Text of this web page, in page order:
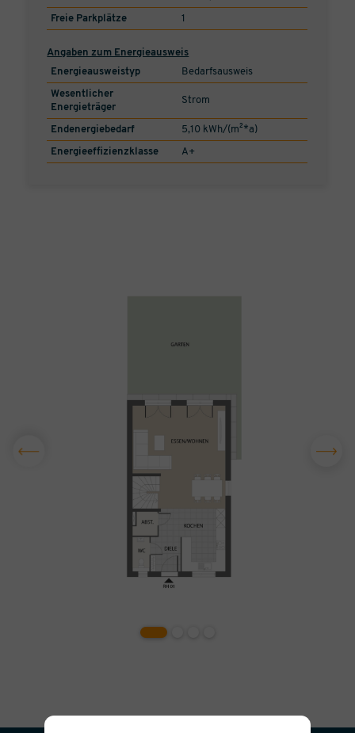
Freie Parkplätze 1
Angaben zum Energieausweis
Energieausweistyp
Bedarfsausweis
Wesentlicher
Energieträger
Strom
Endenergiebedarf 5,10 kWh/(m²*a)
Energieeffizienzklasse A+